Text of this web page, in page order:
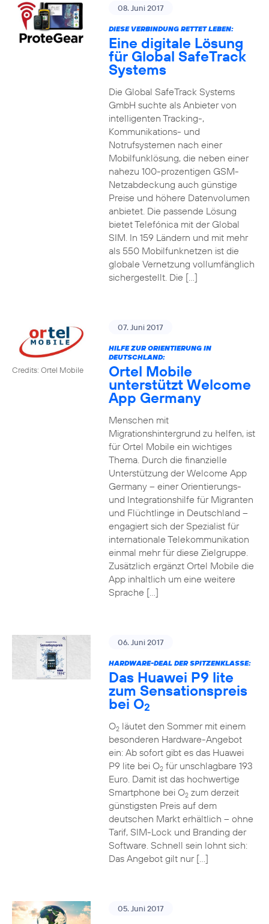
08. Juni 2017
DIESE VERBINDUNG RETTET LEBEN:
Eine digitale Lösung
für Global SafeTrack
Systems
Die Global SafeTrack Systems
GmbH suchte als Anbieter von
intelligenten Tracking-,
Kommunikations- und
Notrufsystemen nach einer
Mobilfunklösung, die neben einer
nahezu 100-prozentigen GSM-
Netzabdeckung auch günstige
Preise und höhere Datenvolumen
anbietet. Die passende Lösung
bietet Telefónica mit der Global
SIM. In 159 Ländern und mit mehr
als 550 Mobilfunknetzen ist die
globale Vernetzung vollumfänglich
sichergestellt. Die […]
Credits: Ortel Mobile
07. Juni 2017
HILFE ZUR ORIENTIERUNG IN
DEUTSCHLAND:
Ortel Mobile
unterstützt Welcome
App Germany
Menschen mit
Migrationshintergrund zu helfen, ist
für Ortel Mobile ein wichtiges
Thema. Durch die finanzielle
Unterstützung der Welcome App
Germany – einer Orientierungs-
und Integrationshilfe für Migranten
und Flüchtlinge in Deutschland –
engagiert sich der Spezialist für
internationale Telekommunikation
einmal mehr für diese Zielgruppe.
Zusätzlich ergänzt Ortel Mobile die
App inhaltlich um eine weitere
Sprache […]
06. Juni 2017
HARDWARE-DEAL DER SPITZENKLASSE:
Das Huawei P9 lite
zum Sensationspreis
bei O2
O2läutet den Sommer mit einem
besonderen Hardware-Angebot
ein: Ab sofort gibt es das Huawei
P9 lite bei O2für unschlagbare 193
Euro. Damit ist das hochwertige
Smartphone bei O2zum derzeit
günstigsten Preis auf dem
deutschen Markt erhältlich – ohne
Tarif, SIM-Lock und Branding der
Software. Schnell sein lohnt sich:
Das Angebot gilt nur […]
05. Juni 2017